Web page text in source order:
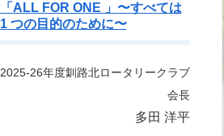
「ALL FOR ONE 」〜すべては
1 つの⽬的のために〜
2025-26年度釧路北ロータリークラブ
会長
多⽥ 洋平